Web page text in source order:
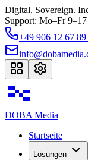
Digital. Sovereign.
Support: Mo–Fr 9–17
+49 906 12 67 89
DOBA Media
Startseite
Lösungen